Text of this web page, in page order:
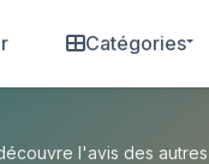
Catégories
tout-terrain ou
l'avis des